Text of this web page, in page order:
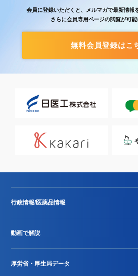
会員に登録いただくと、メルマガで最新情報
さらに会員専用ページの閲覧が可能
無料会員登録はこ
行政情報/医薬品情報
Stu-GEレポート
動画で解説
厚労省・厚生局データ